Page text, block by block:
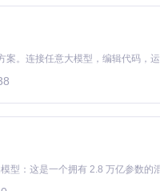
旨在简化复杂流程，让每一
二次开发指南一
Resource-Bundle-